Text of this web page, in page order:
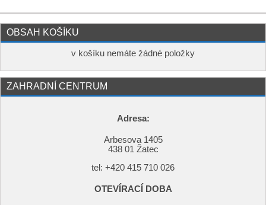
OBSAH KOŠÍKU
v košíku nemáte žádné položky
ZAHRADNÍ CENTRUM
Adresa:
Arbesova 1405
438 01 Žatec
tel: +420 415 710 026
OTEVÍRACÍ DOBA